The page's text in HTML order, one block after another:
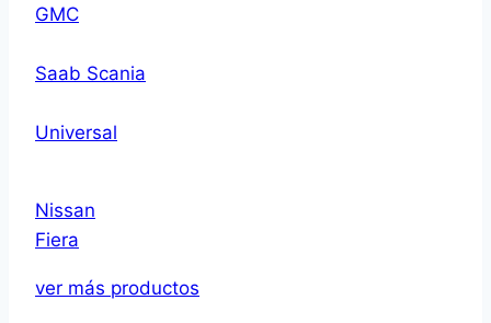
GMC
Saab Scania
Universal
Nissan
Fiera
ver más productos